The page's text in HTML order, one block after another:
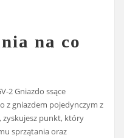
na co
2 Gniazdo ssące
z gniazdem pojedynczym z
zyskujesz punkt, który
sprzątania oraz